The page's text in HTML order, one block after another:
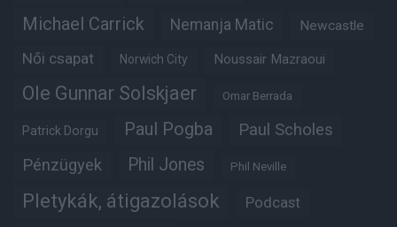
Michael Carrick Nemanja Matic Newcastle
Női csapat Norwich City Noussair Mazraoui
Ole Gunnar Solskjaer Omar Berrada
Patrick Dorgu Paul Pogba Paul Scholes
Pénzügyek Phil Jones Phil Neville
Pletykák, átigazolások Podcast